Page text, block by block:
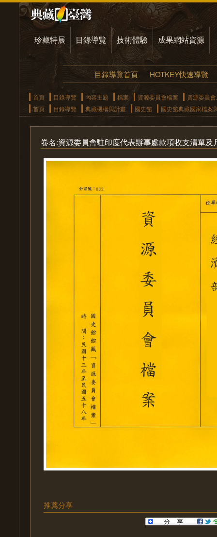
珍藏特展 目錄導覽 技術體驗 成果網站資源
目錄導覽首頁 HOTKEY快速導覽
首頁 目錄導覽 內容主題 檔案 資源委員會檔案
資源委員
首頁
目錄導覽 典藏機構與計畫 國史館 國史館典藏國家檔案
卷名:資源委員會駐印度代表辦事處款項收支清單
推薦分享